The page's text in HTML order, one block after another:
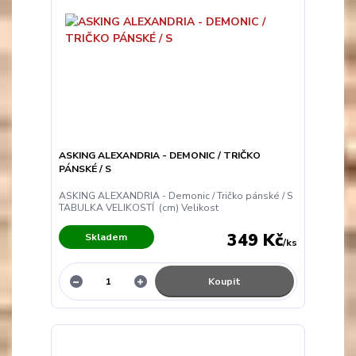
ASKING ALEXANDRIA - DEMONIC / TRIČKO
PÁNSKÉ / S
ASKING ALEXANDRIA - Demonic / Tričko pánské / S
TABULKA VELIKOSTÍ (cm) Velikost
349 Kč/ks
Skladem
Koupit